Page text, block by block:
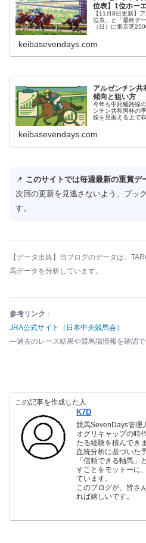
位表】1位ホー
【11月8日更新】
位表」と「最終デ
（日）に東京芝
グラス、ディマイ
す。 アルゼンチン
keibasevendays.com
アルゼンチン共
傾向と狙い方
今年も中距離路線
ンチン共和国杯の
線を見据える上で
分析。 好走馬の
役立つポイントを
keibasevendays.com
📌 このサイトでは毎週最新の重賞デ
次回の更新を見逃さないよう、ブッ
す。
【データ出典】当ブログのデータは、
馬データを分析しています。
参考リンク ：
JRA公式サイト（日本中央競馬会）
―過去のレース結果や競馬場情報を確認で
この記事を作成した人
K7D
競馬SevenDays管理
オグリキャップの時
たる経験を積んでき
血統分析に基づいた
「信頼できる軸馬」
すことをモットーに
ています。
このブログが、皆さ
れば嬉しいです。